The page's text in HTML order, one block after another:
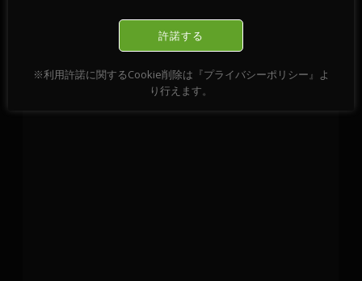
許諾する
※利用許諾に関するCookie削除は『プライバシーポリシー』よ
り行えます。